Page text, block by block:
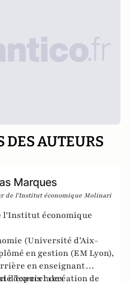
DES AUTEURS
Marques
de l'Institut économique Molinari
l'Institut économique
(Université d’Aix-
en gestion (EM Lyon),
en enseignant
d’exercer des
depuis la création de